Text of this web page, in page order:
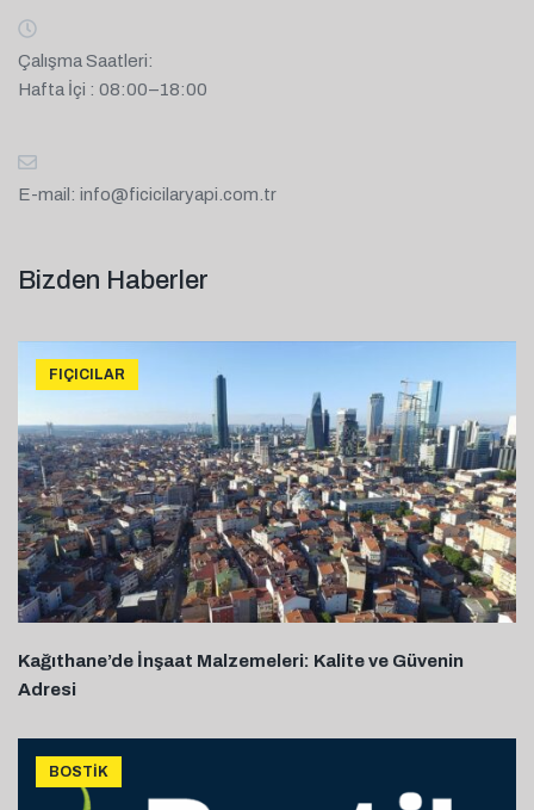
Bizden Haberler
FIÇICILAR
Kağıthane’de İnşaat Malzemeleri: Kalite ve Güvenin
Adresi
BOSTIK
Çalışma Saatleri:
Hafta İçi : 08:00–18:00
E-mail: info@ficicilaryapi.com.tr